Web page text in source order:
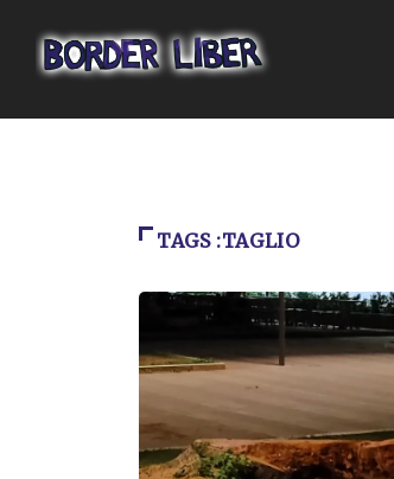
TAGS :TAGLIO